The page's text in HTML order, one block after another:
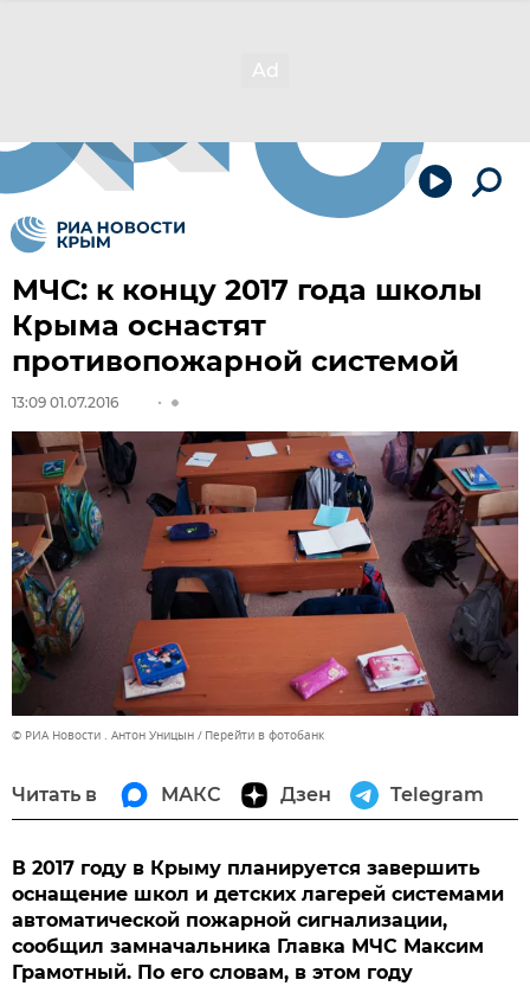
МЧС: к концу 2017 года школы
Крыма оснастят
противопожарной системой
13:09 01.07.2016
© РИА Новости . Антон Уницын Перейти в фотобанк
Читать в МАКС Дзен Telegram
В 2017 году в Крыму планируется завершить
оснащение школ и детских лагерей системами
автоматической пожарной сигнализации,
сообщил замначальника Главка МЧС Максим
Грамотный. По его словам, в этом году